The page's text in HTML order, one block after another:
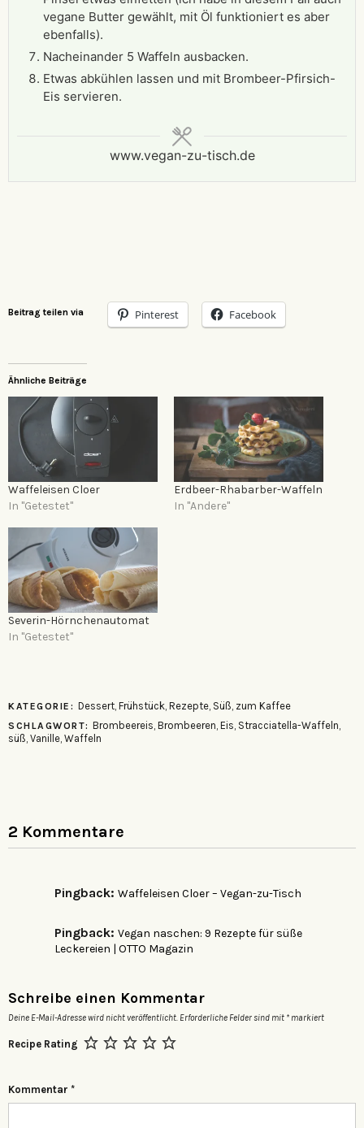
vegane Butter gewählt, mit Öl funktioniert es aber
ebenfalls).
Nacheinander 5 Waffeln ausbacken.
Etwas abkühlen lassen und mit Brombeer-Pfirsich-
Eis servieren.
www.vegan-zu-tisch.de
Beitrag teilen via Pinterest Facebook
Ähnliche Beiträge
Waffeleisen Cloer
In "Getestet"
Erdbeer-Rhabarber-Waffeln
In "Andere"
Severin-Hörnchenautomat
In "Getestet"
KATEGORIE: Dessert, Frühstück, Rezepte, Süß zum Kaffee
SCHLAGWORT: Brombeereis Brombeeren Eis Stracciatella-Waffeln
süß Vanille Waffeln
2 Kommentare
Pingback: Waffeleisen Cloer – Vegan-zu-Tisch
Pingback: Vegan naschen: 9 Rezepte für süße
Leckereien | OTTO Magazin
Schreibe einen Kommentar
Deine E-Mail-Adresse wird nicht veröffentlicht. Erforderliche Felder sind mit * markiert
Recipe Rating
Kommentar *